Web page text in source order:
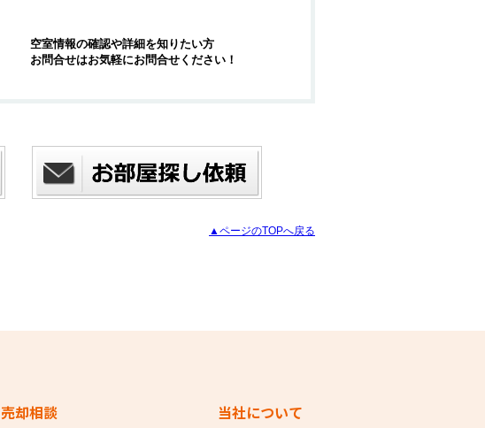
空室情報の確認や詳細を知りたい方
お問合せはお気軽にお問合せください！
▲ページのTOPへ戻る
売却相談 当社について